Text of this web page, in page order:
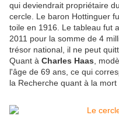
qui deviendrait propriétaire
cercle. Le baron Hottinguer
toile en 1916. Le tableau fut
2011 pour la somme de 4
trésor national, il ne peut
Quant à Charles Haas ,
l'âge de 69 ans, ce qui
la Recherche quant à la mort